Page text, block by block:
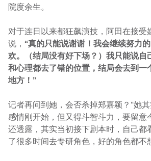
院度余生。
对于连日以来都狂飙演技，阿田在接受
说， “真的只能说谢谢！我会继续努力
欢。（结局没有好下场？）我只能说自
和心理都去了错的位置，结局会去到一
地方！”
记者再问到她，会否杀掉郑嘉颖？“她
感情刚开始，但又得斗智斗力，要留意
还透露，其实当初接下剧本时，自己都
了很多时间去专研角色，好的角色都不